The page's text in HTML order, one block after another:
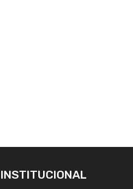
INSTITUCIONAL